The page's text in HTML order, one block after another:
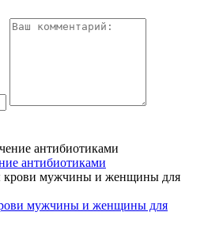
антибиотиками
мужчины и женщины для